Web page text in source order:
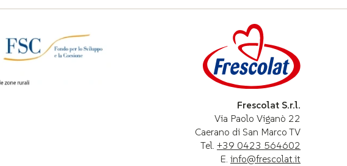
Frescolat S.r.l.
Via Paolo Viganò 22
Caerano di San Marco TV
Tel. +39 0423 564602
E. info@frescolat.it